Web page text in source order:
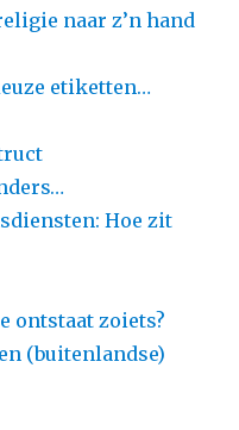
naar z’n hand
etiketten…
Hoe zit
ontstaat zoiets?
(buitenlandse)